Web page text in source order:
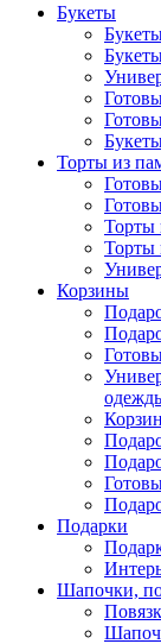
Букеты
Торты из
Торты
Торты
Корзины
Подарки
Шапочки,